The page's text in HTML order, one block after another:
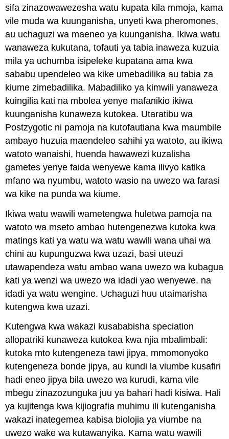
sifa zinazowawezesha watu kupata kila mmoja, kama
vile muda wa kuunganisha, unyeti kwa pheromones,
au uchaguzi wa maeneo ya kuunganisha. Ikiwa watu
wanaweza kukutana, tofauti ya tabia inaweza kuzuia
mila ya uchumba isipeleke kupatana ama kwa
sababu upendeleo wa kike umebadilika au tabia za
kiume zimebadilika. Mabadiliko ya kimwili yanaweza
kuingilia kati na mbolea yenye mafanikio ikiwa
kuunganisha kunaweza kutokea. Utaratibu wa
Postzygotic ni pamoja na kutofautiana kwa maumbile
ambayo huzuia maendeleo sahihi ya watoto, au ikiwa
watoto wanaishi, huenda hawawezi kuzalisha
gametes yenye faida wenyewe kama ilivyo katika
mfano wa nyumbu, watoto wasio na uwezo wa farasi
wa kike na punda wa kiume.
Ikiwa watu wawili wametengwa huletwa pamoja na
watoto wa mseto ambao hutengenezwa kutoka kwa
matings kati ya watu wa watu wawili wana uhai wa
chini au kupunguzwa kwa uzazi, basi uteuzi
utawapendeza watu ambao wana uwezo wa kubagua
kati ya wenzi wa uwezo wa idadi yao wenyewe. na
idadi ya watu wengine. Uchaguzi huu utaimarisha
kutengwa kwa uzazi.
Kutengwa kwa wakazi kusababisha speciation
allopatriki kunaweza kutokea kwa njia mbalimbali:
kutoka mto kutengeneza tawi jipya, mmomonyoko
kutengeneza bonde jipya, au kundi la viumbe kusafiri
hadi eneo jipya bila uwezo wa kurudi, kama vile
mbegu zinazozunguka juu ya bahari hadi kisiwa. Hali
ya kujitenga kwa kijiografia muhimu ili kutenganisha
wakazi inategemea kabisa biolojia ya viumbe na
uwezo wake wa kutawanyika. Kama watu wawili